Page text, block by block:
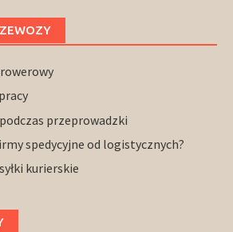
przeprowadzki
spedycyjne od logistycznych?
kurierskie